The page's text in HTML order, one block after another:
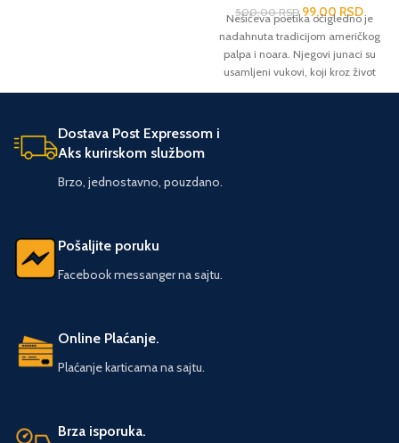
500,00RSD 99,00 RSD
Nešićeva poetika očigledno je
nadahnuta tradicijom američkog
palpa i noara. Njegovi junaci su
usamljeni vukovi, koji kroz život
prolaze kao kroz senke,
Dostava Post Expressom i
Aks kurirskom službom
Brzo, jednostavno, pouzdano.
Pošaljite poruku
Facebook messanger na sajtu.
Online Plaćanje.
Plaćanje karticama na sajtu.
Brza isporuka.